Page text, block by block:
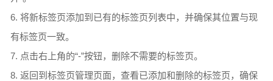
6. 将新标签页添加到已有的标签页列表中，并确保其位置与现
有标签页一致。
7. 点击右上角的“-”按钮，删除不需要的标签页。
8. 返回到标签页管理页面，查看已添加和删除的标签页，确保